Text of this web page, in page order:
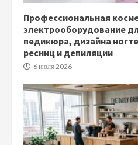
Профессиональная
электрооборудование
педикюра, дизайна
ресниц и депиляции
6 июля 2026